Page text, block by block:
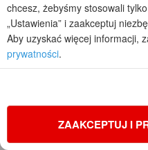
Dom w
1 4 1
POWIERZCHNIA DOMU
106,84m²
Cena z kodem:ONLINE200
4 790 zł
chcesz, żebyśmy stosowali
„Ustawienia” i zaakceptuj
Aby uzyskać więcej informacji,
prywatności.
ZAAKCEPTUJ I